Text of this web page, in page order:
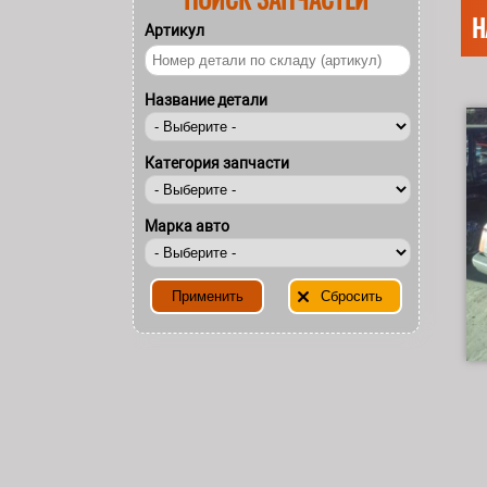
Артикул
Название детали
Категория запчасти
Марка авто